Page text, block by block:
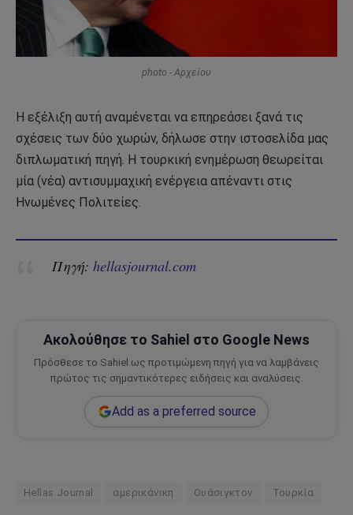
photo - Αρχείου
Η εξέλιξη αυτή αναμένεται να επηρεάσει ξανά τις
σχέσεις των δύο χωρών, δήλωσε στην ιστοσελίδα μας
διπλωματική πηγή. Η τουρκική ενημέρωση θεωρείται
μία (νέα) αντισυμμαχική ενέργεια απέναντι στις
Ηνωμένες Πολιτείες.
Πηγή:hellasjournal.com
Ακολούθησε το Sahiel στο Google News
Πρόσθεσε το Sahiel ως προτιμώμενη πηγή για να λαμβάνεις
πρώτος τις σημαντικότερες ειδήσεις και αναλύσεις.
Add as a preferred source
Hellas Journal αμερικάνικη Ουάσιγκτον Τουρκία